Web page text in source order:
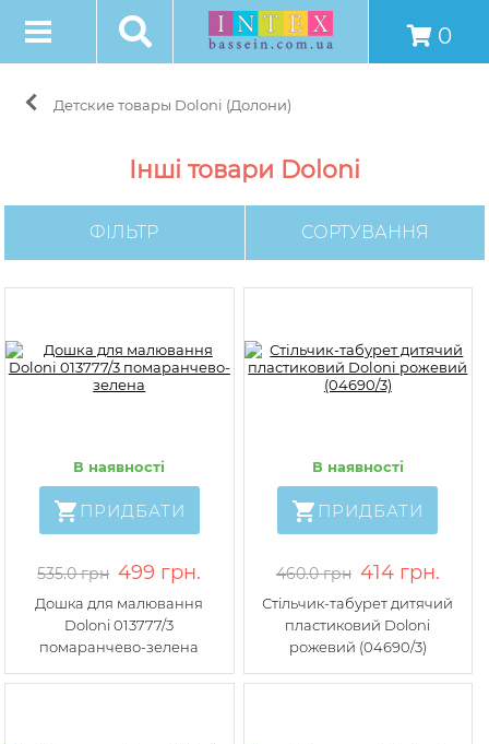
0
Детские товары Doloni (Долони)
Інші товари Doloni
ФІЛЬТР СОРТУВАННЯ
В наявності
ПРИДБАТИ
535.0 грн 499 грн.
Дошка для малювання
Doloni 013777/3
помаранчево-зелена
В наявності
ПРИДБАТИ
460.0 грн 414 грн.
Стільчик-табурет дитячий
пластиковий Doloni
рожевий (04690/3)